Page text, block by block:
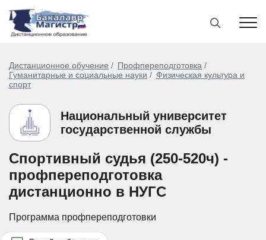
Дистанционное обучение
Профпереподготовка
Гуманитарные и социальные науки
Физическая культура и
спорт
Национальный университет
государственной службы
Спортивный судья (250-520ч) -
профпереподготовка
дистанционно в НУГС
Программа профпереподготовки